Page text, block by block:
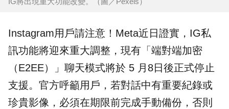
Instagram用戶請注意！ Meta近日證實， IG私
訊功能將迎來重大調整，現有「端對端加密
（E2EE）」聊天模式將於 5 月8日後正式停止
支援。官方呼籲用戶，若對話中有重要紀錄或
珍貴影像，必須在期限前完成手動備份，否則